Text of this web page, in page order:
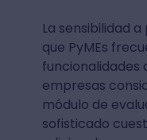
La sensibilidad
que PyMEs
funcionalidades
empresas
módulo de
sofisticado